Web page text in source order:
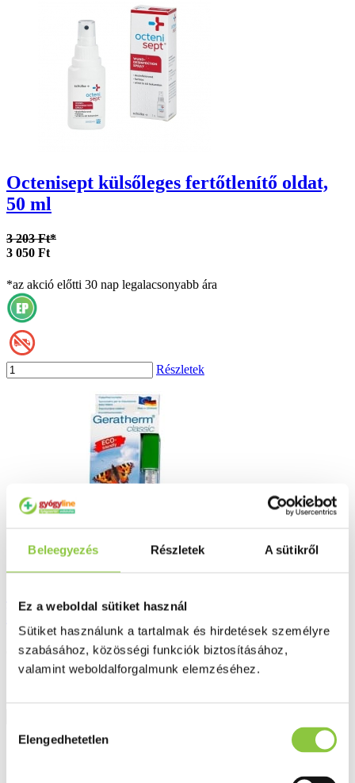
Beleegyezés Részletek A sütikről
Ez a weboldal sütiket használ
Sütiket használunk a tartalmak és hirdetések személyre
szabásához, közösségi funkciók biztosításához,
valamint weboldalforgalmunk elemzéséhez.
kiválasztása
Elengedhetetlen
Octenisept külsőleges fertőtlenítő oldat,
50 ml
3 203 Ft*
3 050 Ft
*az akció előtti 30 nap legalacsonyabb ára
Részletek
lerázóval 1 db
3 824 Ft